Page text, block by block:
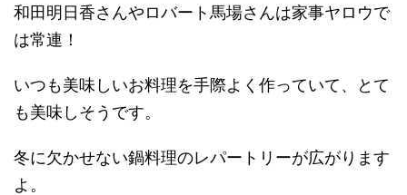
和田明日香さんやロバート馬場さんは家事ヤロウで
は常連！
いつも美味しいお料理を手際よく作っていて、とて
も美味しそうです。
冬に欠かせない鍋料理のレパートリーが広がります
よ。